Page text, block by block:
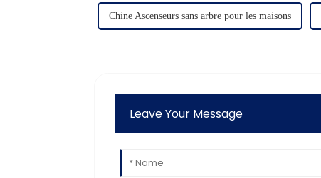
Chine Ascenseurs sans arbre pour les maisons
Leave Your Message